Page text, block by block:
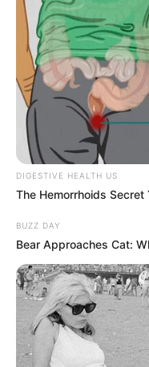
ΔΙΕΘΝΗ ΟΙΚΟΝΟΜΙΑ ΡΟΗ
BlackRock:
κρυφτείς,
γκρεμίζονται
BlackRock: Τετέλεσται!
ομόλογα γκρεμίζονται
stock picking… Η
τις μετοχές...
ΚΟΙΝΩΝΙΚΑ ΔΙΚΤΥΑ
FACEBOOK
YOUTUBE
DIGESTIVE HEALTH US
The Hemorrhoids
BUZZ DAY
Bear Approaches Cat: